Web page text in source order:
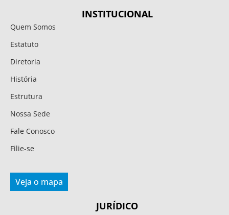
INSTITUCIONAL
Quem Somos
Estatuto
Diretoria
História
Estrutura
Nossa Sede
Fale Conosco
Filie-se
Veja o mapa
JURÍDICO